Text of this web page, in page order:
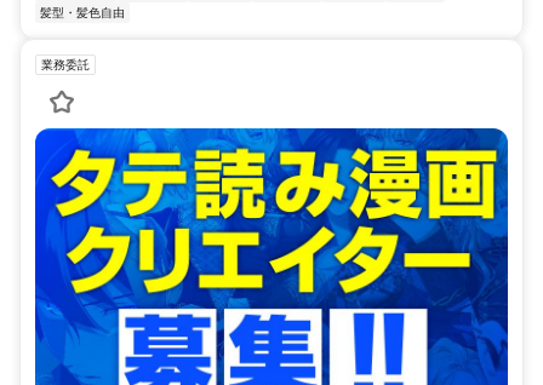
髪型・髪色自由
業務委託